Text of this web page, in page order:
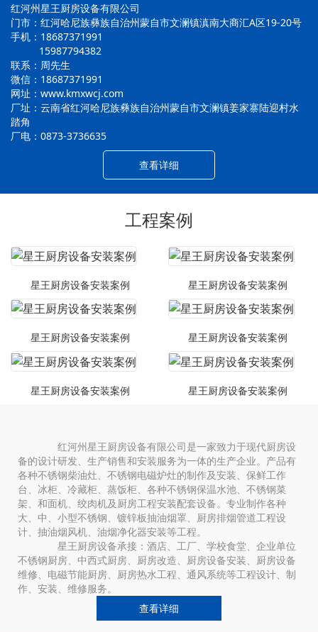
红河州星王厨房设备有限公司
门市：红河哈尼族彝族自治州蒙自市文澜镇滇南大商汇A区19-20号
手机：18687371991
15987794382
联系：周先生
微信：18687371991
网址：www.kmxwcj.com
厂址：云南省红河哈尼族彝族自治州蒙自市文澜镇姜家寨陆迎村水
踏角
厂电：0873-3736635
查看详细
工程案例
星王厨房设备安装案例 星王厨房设备安装案例
星王厨房设备安装案例 星王厨房设备安装案例
星王厨房设备安装案例 星王厨房设备安装案例
红河州星王厨房设备有限公司是一家致力于现代厨房设
备的设计研发、生产销售和安装服务为一体的生产企业。产品有
各种不锈钢柴油灶、不锈钢电磁炉灶的制作及安装、保鲜工作
台、冰柜、冷藏柜、蒸饭柜、各种不锈钢保温水池、不锈钢菜
架、和面机、绞肉机及厨房工程安装配套设备。专业制作各种
大、中、小型不锈钢、镀锌板抽油烟罩、厨房排烟管道工程设
计、抽油烟风机、油烟净化器安装等工程。
星王厨房设备承接：酒店、工厂、学校食堂、企业单位
不锈钢厨房、中西式厨房、厨房改造、厨房设备安装、厨房设备
维修、电磁节能厨房、厨房热水工程、通风系统等工程设计、制
作、安装、维修服务。
查看详细